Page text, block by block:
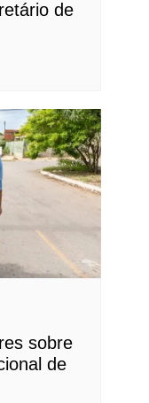
de
sobre
de